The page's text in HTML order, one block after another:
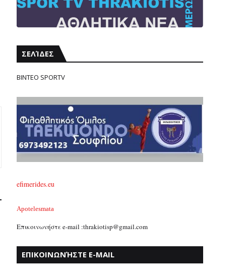
ΣΕΛΊΔΕΣ
ΒΙΝΤΕΟ SPORTV
efimerides.eu
Apotelesmata
Επικοινωνήστε e-mail :thrakiotisp@gmail.com
ΕΠΙΚΟΙΝΩΝΉΣΤΕ E-MAIL